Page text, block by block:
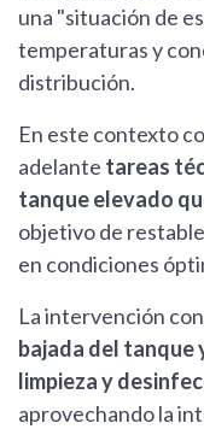
una "situación de
temperaturas y
distribución.
En este contexto
adelante tareas
tanque elevado
objetivo de
en condiciones
La intervención
bajada del tanque
limpieza y
aprovechando la